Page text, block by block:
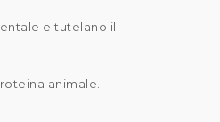
e tutelano il
animale.